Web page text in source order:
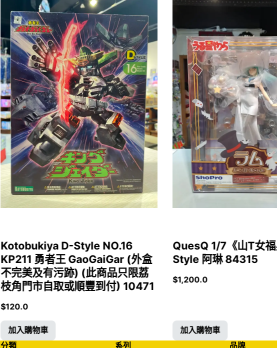
Kotobukiya D-Style NO.16
KP211 勇者王 GaoGaiGar (外盒
不完美及有污跡) (此商品只限荔
枝角門市自取或順豐到付) 10471
$120.0
加入購物車
QuesQ 1/7《山T女
Style 阿琳 84315
$1,200.0
加入購物車
分類
系列 品牌